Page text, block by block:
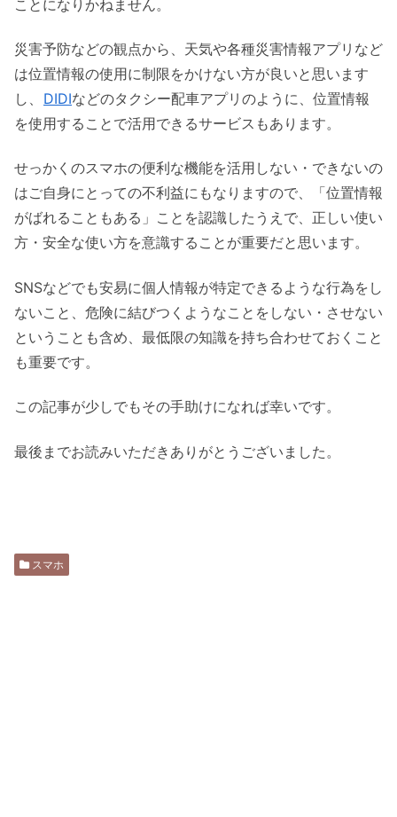
ことになりかねません。
災害予防などの観点から、天気や各種災害情報アプリなど
は位置情報の使用に制限をかけない方が良いと思います
し、 DIDIなどのタクシー配車アプリのように、位置情報
を使用することで活用できるサービスもあります。
せっかくのスマホの便利な機能を活用しない・できないの
はご自身にとっての不利益にもなりますので、「位置情報
がばれることもある」ことを認識したうえで、正しい使い
方・安全な使い方を意識することが重要だと思います。
SNSなどでも安易に個人情報が特定できるような行為をし
ないこと、危険に結びつくようなことをしない・させない
ということも含め、最低限の知識を持ち合わせておくこと
も重要です。
この記事が少しでもその手助けになれば幸いです。
最後までお読みいただきありがとうございました。
スマホ